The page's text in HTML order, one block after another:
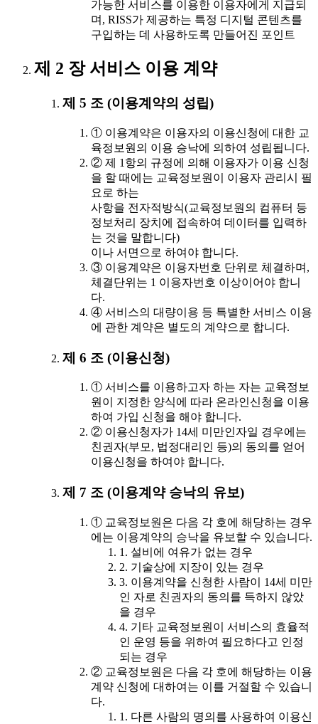
가능한 서비스를 이용한 이용자에게 지급되
며, RISS가 제공하는 특정 디지털 콘텐츠를
구입하는 데 사용하도록 만들어진 포인트
제 2 장 서비스 이용 계약
제 5 조 (이용계약의 성립)
① 이용계약은 이용자의 이용신청에 대한 교
육정보원의 이용 승낙에 의하여 성립됩니다.
② 제 1항의 규정에 의해 이용자가 이용 신청
을 할 때에는 교육정보원이 이용자 관리시 필
요로 하는
사항을 전자적방식(교육정보원의 컴퓨터 등
정보처리 장치에 접속하여 데이터를 입력하
는 것을 말합니다)
이나 서면으로 하여야 합니다.
③ 이용계약은 이용자번호 단위로 체결하며,
체결단위는 1 이용자번호 이상이어야 합니
다.
④ 서비스의 대량이용 등 특별한 서비스 이용
에 관한 계약은 별도의 계약으로 합니다.
제 6 조 (이용신청)
① 서비스를 이용하고자 하는 자는 교육정보
원이 지정한 양식에 따라 온라인신청을 이용
하여 가입 신청을 해야 합니다.
② 이용신청자가 14세 미만인자일 경우에는
친권자(부모, 법정대리인 등)의 동의를 얻어
이용신청을 하여야 합니다.
제 7 조 (이용계약 승낙의 유보)
① 교육정보원은 다음 각 호에 해당하는 경우
에는 이용계약의 승낙을 유보할 수 있습니다.
1. 설비에 여유가 없는 경우
2. 기술상에 지장이 있는 경우
3. 이용계약을 신청한 사람이 14세 미만
인 자로 친권자의 동의를 득하지 않았
을 경우
4. 기타 교육정보원이 서비스의 효율적
인 운영 등을 위하여 필요하다고 인정
되는 경우
② 교육정보원은 다음 각 호에 해당하는 이용
계약 신청에 대하여는 이를 거절할 수 있습니
다.
1. 다른 사람의 명의를 사용하여 이용신